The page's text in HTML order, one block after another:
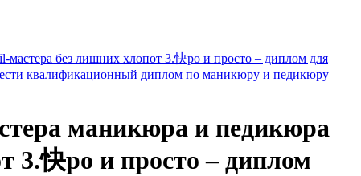
без лишних хлопот 3.快ро и просто – диплом для
квалификационный диплом по маникюру и педикюру
маникюра и педикюра
3.快ро и просто – диплом